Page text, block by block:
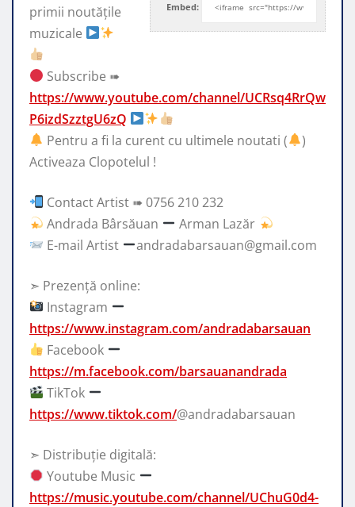
Embed:
primii noutățile
muzicale
Subscribe ➠
https://www.youtube.com/channel/UCRsq4RrQw
P6izdSzztgU6zQ
Pentru a fi la curent cu ultimele noutati (
)
Activeaza Clopotelul !
Contact Artist ➠ 0756 210 232
Andrada Bârsăuan
Arman Lazăr
E-mail Artist
andradabarsauan@gmail.com
➣ Prezență online:
Instagram
https://www.instagram.com/andradabarsauan
Facebook
https://m.facebook.com/barsauanandrada
TikTok
https://www.tiktok.com/@andradabarsauan
➣ Distribuție digitală:
Youtube Music
https://music.youtube.com/channel/UChuG0d4-